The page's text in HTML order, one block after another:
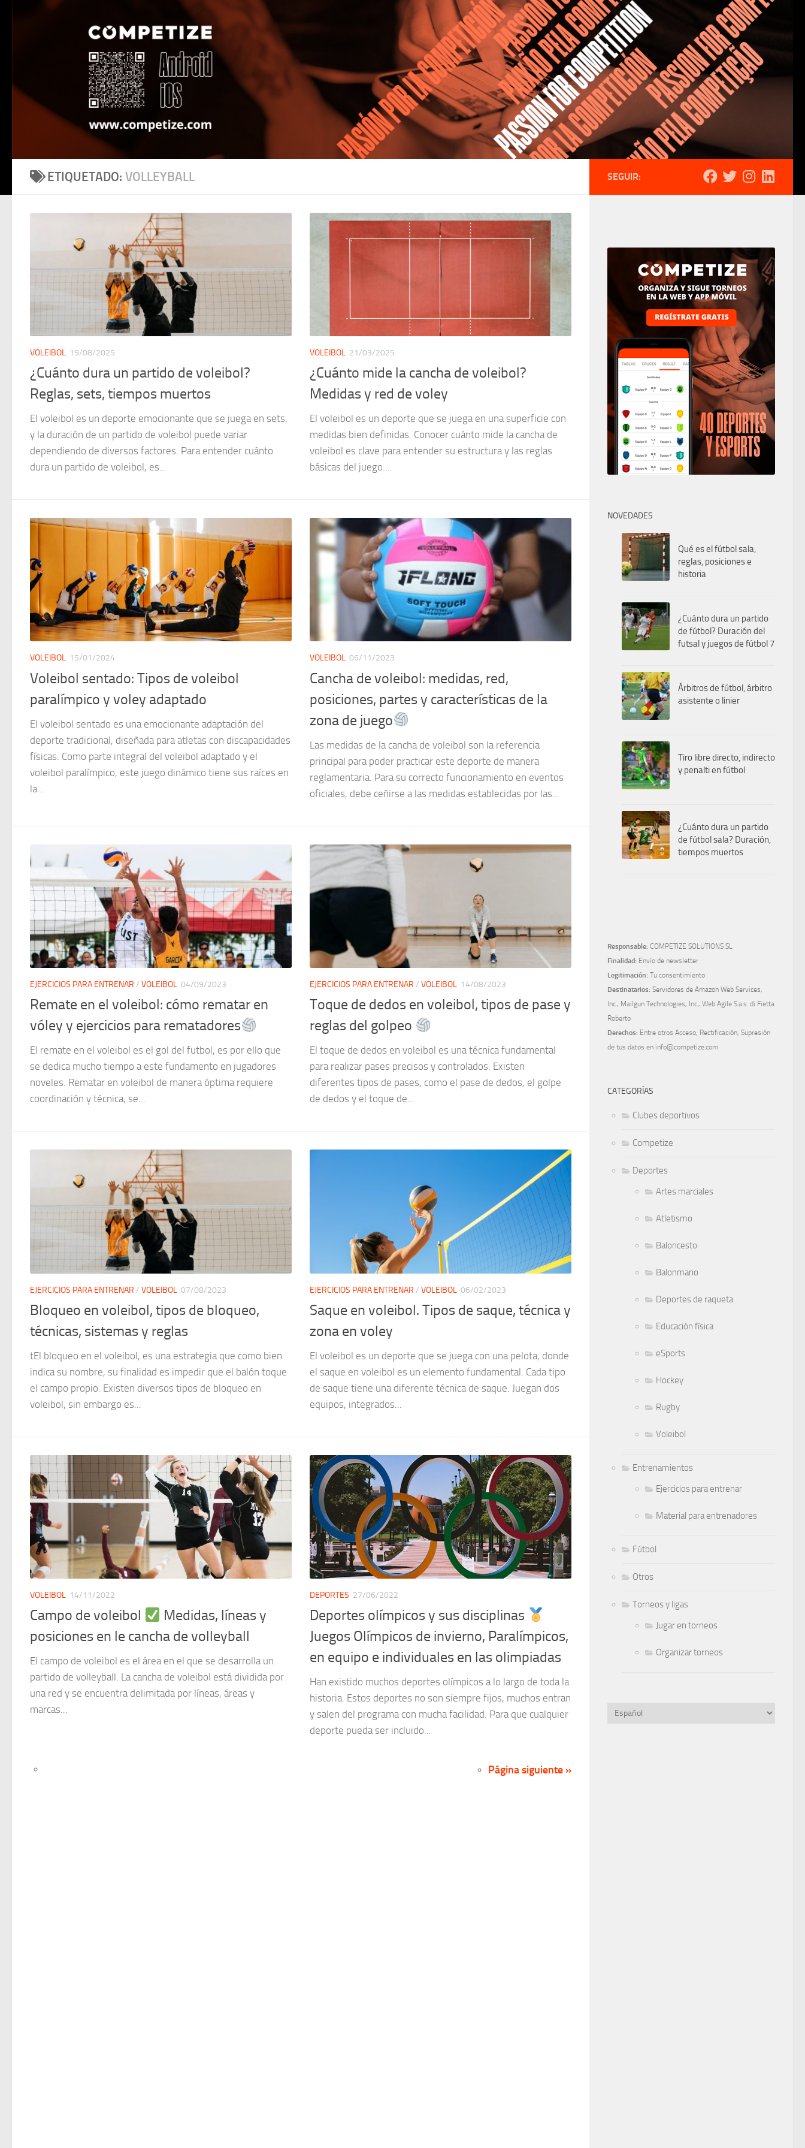
ETIQUETADO: VOLLEYBALL
VOLEIBOL 19/08/2025
¿Cuánto dura un partido de voleibol?
Reglas, sets, tiempos muertos
El voleibol es un deporte emocionante que se juega en sets,
y la duración de un partido de voleibol puede variar
dependiendo de diversos factores. Para entender cuánto
dura un partido de voleibol, es...
VOLEIBOL 21/03/2025
¿Cuánto mide la cancha de voleibol?
Medidas y red de voley
El voleibol es un deporte que se juega en una superficie con
medidas bien definidas. Conocer cuánto mide la cancha de
voleibol es clave para entender su estructura y las reglas
básicas del juego....
VOLEIBOL 15/01/2024
Voleibol sentado: Tipos de voleibol
paralímpico y voley adaptado
El voleibol sentado es una emocionante adaptación del
deporte tradicional, diseñada para atletas con discapacidades
físicas. Como parte integral del voleibol adaptado y el
voleibol paralímpico, este juego dinámico tiene sus raíces en
la...
VOLEIBOL 06/11/2023
Cancha de voleibol: medidas, red,
posiciones, partes y características de la
zona de juego
Las medidas de la cancha de voleibol son la referencia
principal para poder practicar este deporte de manera
reglamentaria. Para su correcto funcionamiento en eventos
oficiales, debe ceñirse a las medidas establecidas por las...
EJERCICIOS PARA ENTRENAR / VOLEIBOL 04/09/2023
Remate en el voleibol: cómo rematar en
vóley y ejercicios para rematadores
El remate en el voleibol es el gol del futbol, es por ello que
se dedica mucho tiempo a este fundamento en jugadores
noveles. Rematar en voleibol de manera óptima requiere
coordinación y técnica, se...
EJERCICIOS PARA ENTRENAR / VOLEIBOL 14/08/2023
Toque de dedos en voleibol, tipos de pase y
reglas del golpeo
El toque de dedos en voleibol es una técnica fundamental
para realizar pases precisos y controlados. Existen
diferentes tipos de pases, como el pase de dedos, el golpe
de dedos y el toque de...
EJERCICIOS PARA ENTRENAR / VOLEIBOL 07/08/2023
Bloqueo en voleibol, tipos de bloqueo,
técnicas, sistemas y reglas
tEl bloqueo en el voleibol, es una estrategia que como bien
indica su nombre, su finalidad es impedir que el balón toque
el campo propio. Existen diversos tipos de bloqueo en
voleibol, sin embargo es...
EJERCICIOS PARA ENTRENAR / VOLEIBOL 06/02/2023
Saque en voleibol. Tipos de saque, técnica y
zona en voley
El voleibol es un deporte que se juega con una pelota, donde
el saque en voleibol es un elemento fundamental. Cada tipo
de saque tiene una diferente técnica de saque. Juegan dos
equipos, integrados...
VOLEIBOL 14/11/2022
Campo de voleibol
Medidas, líneas y
posiciones en le cancha de volleyball
El campo de voleibol es el área en el que se desarrolla un
partido de volleyball. La cancha de voleibol está dividida por
una red y se encuentra delimitada por líneas, áreas y
marcas...
DEPORTES 27/06/2022
Deportes olímpicos y sus disciplinas
Juegos Olímpicos de invierno, Paralímpicos,
en equipo e individuales en las olimpiadas
Han existido muchos deportes olímpicos a lo largo de toda la
historia. Estos deportes no son siempre fijos, muchos entran
y salen del programa con mucha facilidad. Para que cualquier
deporte pueda ser incluido...
Página siguiente »
SEGUIR:
NOVEDADES
Qué es el fútbol sala,
reglas, posiciones e
historia
¿Cuánto dura un partido
de fútbol? Duración del
futsal y juegos de fútbol 7
Árbitros de fútbol, árbitro
asistente o linier
Tiro libre directo, indirecto
y penalti en fútbol
¿Cuánto dura un partido
de fútbol sala? Duración,
tiempos muertos
Responsable: COMPETIZE SOLUTIONS SL
Finalidad: Envío de newsletter
Legitimación: Tu consentimiento
Destinatarios: Servidores de Amazon Web Services,
Inc., Mailgun Technologies, Inc., Web Agile S.a.s. di Fietta
Roberto
Derechos: Entre otros Acceso, Rectificación, Supresión
de tus datos en info@competize.com
CATEGORÍAS
Clubes deportivos
Competize
Deportes
Artes marciales
Atletismo
Baloncesto
Balonmano
Deportes de raqueta
Educación física
eSports
Hockey
Rugby
Voleibol
Entrenamientos
Ejercicios para entrenar
Material para entrenadores
Fútbol
Otros
Torneos y ligas
Jugar en torneos
Organizar torneos
Elegir